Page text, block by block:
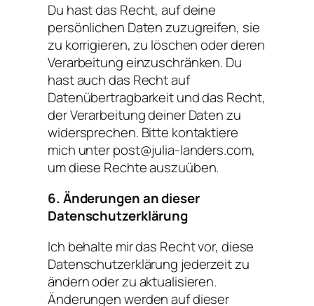
Du hast das Recht, auf deine
persönlichen Daten zuzugreifen, sie
zu korrigieren, zu löschen oder deren
Verarbeitung einzuschränken. Du
hast auch das Recht auf
Datenübertragbarkeit und das Recht,
der Verarbeitung deiner Daten zu
widersprechen. Bitte kontaktiere
mich unter post@julia-landers.com,
um diese Rechte auszuüben.
6. Änderungen an dieser
Datenschutzerklärung
Ich behalte mir das Recht vor, diese
Datenschutzerklärung jederzeit zu
ändern oder zu aktualisieren.
Änderungen werden auf dieser